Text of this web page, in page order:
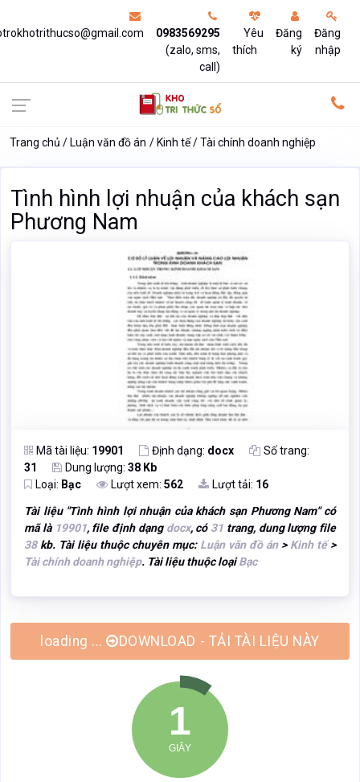
0983569295
(zalo, sms,
call)
Yêu
thích
Đăng
ký
Đăng
nhập
Trang chủ Luận văn đồ án Kinh tế Tài chính doanh nghiệp
Tình hình lợi nhuận của khách sạn
Phương Nam
Mã tài liệu: 19901 Định dạng: docx
Số trang:
31
Dung lượng: 38 Kb
Loại: Bạc Lượt xem: 562 Lượt tải: 16
Tài liệu "Tình hình lợi nhuận của khách sạn Phương Nam" có
mã là 19901, file định dạng docx, có 31 trang, dung lượng file
38kb. Tài liệu thuộc chuyên mục: Luận văn đồ án> Kinh tế>
Tài chính doanh nghiệp. Tài liệu thuộc loạiBạc
DOWNLOAD - TẢI TÀI LIỆU NÀY